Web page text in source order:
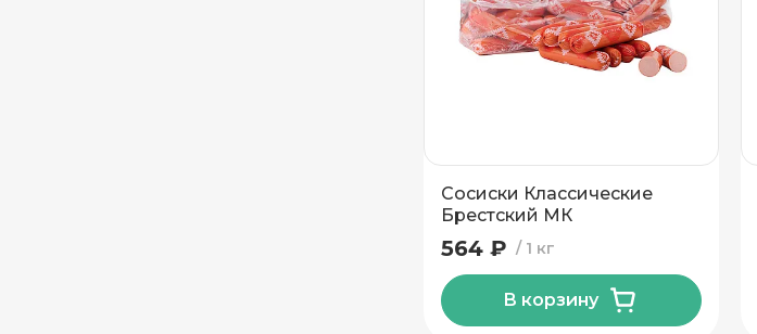
Сосиски Классические
Брестский МК
1 кг
564 ₽
В корзину